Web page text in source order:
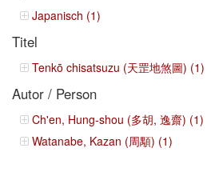
Japanisch (1)
Titel
Tenkō chisatsuzu (天罡地煞圖) (1)
Autor / Person
Ch'en, Hung-shou (多胡, 逸齋) (1)
Watanabe, Kazan (周顒) (1)